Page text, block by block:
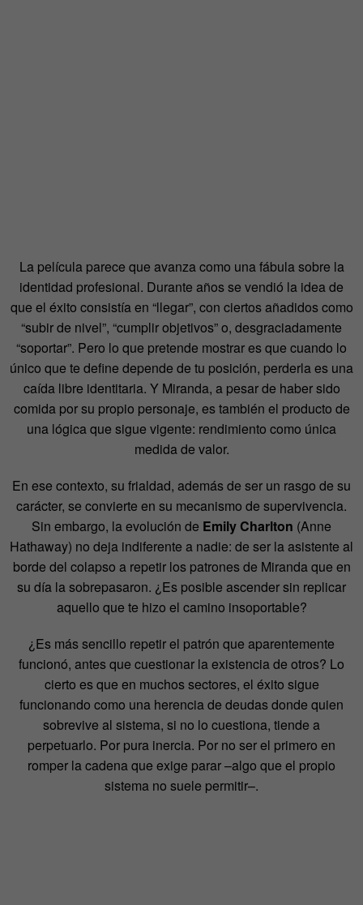
La película parece que avanza como una fábula sobre la
identidad profesional. Durante años se vendió la idea de
que el éxito consistía en “llegar”, con ciertos añadidos como
“subir de nivel”, “cumplir objetivos” o, desgraciadamente
“soportar”. Pero lo que pretende mostrar es que cuando lo
único que te define depende de tu posición, perderla es una
caída libre identitaria. Y Miranda, a pesar de haber sido
comida por su propio personaje, es también el producto de
una lógica que sigue vigente: rendimiento como única
medida de valor.
En ese contexto, su frialdad, además de ser un rasgo de su
carácter, se convierte en su mecanismo de supervivencia.
Sin embargo, la evolución de Emily Charlton (Anne
Hathaway) no deja indiferente a nadie: de ser la asistente al
borde del colapso a repetir los patrones de Miranda que en
su día la sobrepasaron. ¿Es posible ascender sin replicar
aquello que te hizo el camino insoportable?
¿Es más sencillo repetir el patrón que aparentemente
funcionó, antes que cuestionar la existencia de otros? Lo
cierto es que en muchos sectores, el éxito sigue
funcionando como una herencia de deudas donde quien
sobrevive al sistema, si no lo cuestiona, tiende a
perpetuarlo. Por pura inercia. Por no ser el primero en
romper la cadena que exige parar –algo que el propio
sistema no suele permitir–.